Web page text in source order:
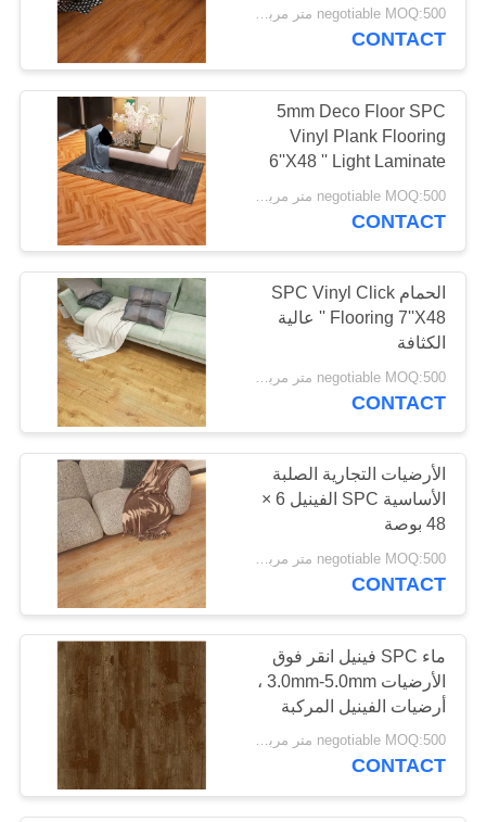
الأرضيات الرياضية
الداخلية
13
لفة أرضيات الفينيل
التجارية
11
أرضيات الفينيل
المنسوجة
12
negotiable MOQ:500 متر مربع لكل لون
CONTACT
5mm Deco Floor SPC
Vinyl Plank Flooring
6''X48 '' Light Laminate
CONTACT
الحمام SPC Vinyl Click
Flooring 7''X48 '' عالية
الكثافة
negotiable MOQ:500 متر مربع لكل لون
CONTACT
الأرضيات التجارية الصلبة
الأساسية SPC الفينيل 6 ×
48 بوصة
negotiable MOQ:500 متر مربع لكل لون
CONTACT
ماء SPC فينيل انقر فوق
الأرضيات 3.0mm-5.0mm ،
أرضيات الفينيل المركبة
من حجر البوليمر
negotiable MOQ:500 متر مربع لكل لون
CONTACT